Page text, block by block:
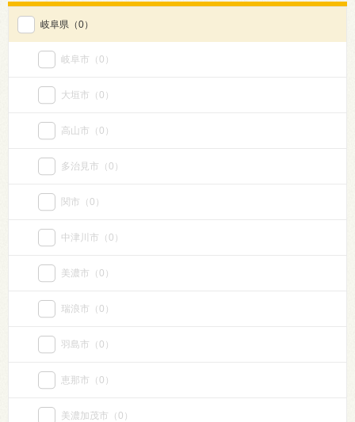
岐阜県 （0）
岐阜市 （0）
大垣市 （0）
高山市 （0）
多治見市 （0）
関市 （0）
中津川市 （0）
美濃市 （0）
瑞浪市 （0）
羽島市 （0）
恵那市 （0）
美濃加茂市 （0）